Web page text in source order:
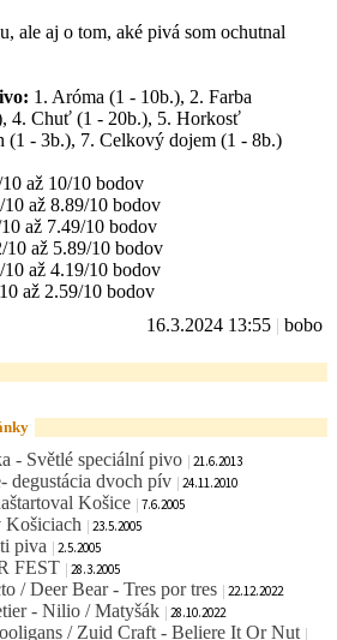
ale aj o tom, aké pivá som ochutnal
1. Aróma (1 - 10b.), 2. Farba
4. Chuť (1 - 20b.), 5. Horkosť
(1 - 3b.), 7. Celkový dojem (1 - 8b.)
až 10/10 bodov
8.89/10 bodov
10 bodov
5.89/10 bodov
4.19/10 bodov
2.59/10 bodov
16.3.2024 13:55 | bobo
- Světlé speciální pivo 21.6.2013
degustácia dvoch pív 24.11.2010
Košice 7.6.2005
Košiciach 23.5.2005
piva 2.5.2005
FEST 28.3.2005
/ Deer Bear - Tres por tres 22.12.2022
- Nilio / Matyšák 28.10.2022
/ Zuid Craft - Beliere It Or Nut